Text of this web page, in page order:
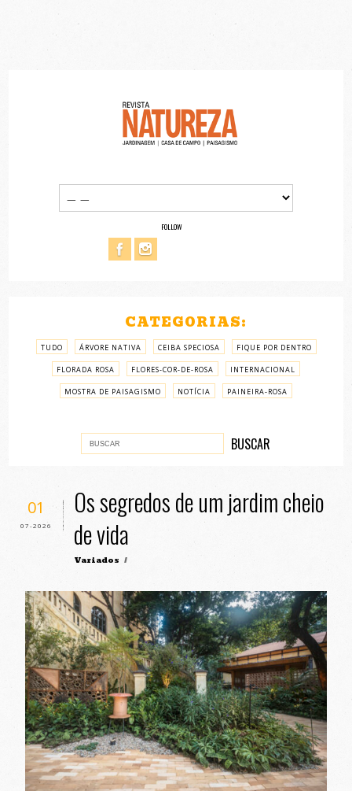
FOLLOW
CATEGORIAS:
TUDO ÁRVORE NATIVA CEIBA SPECIOSA FIQUE POR DENTRO
FLORADA ROSA FLORES-COR-DE-ROSA INTERNACIONAL
MOSTRA DE PAISAGISMO NOTÍCIA PAINEIRA-ROSA
01
07-2026
Os segredos de um jardim cheio
de vida
Variados /